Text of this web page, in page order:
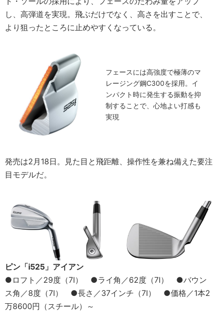
し、高弾道を実現。飛ぶだけでなく、高さを出すことで、
より狙ったところに止めやすくなっている。
フェースには高強度で極薄のマ
レージング鋼C300を採用。イ
ンパクト時に発生する振動を抑
制することで、心地よい打感も
実現
発売は2月18日。見た目と飛距離、操作性を兼ね備えた要注
目モデルだ。
ピン「i525」アイアン
●ロフト／29度（7I） ●ライ角／62度（7I） ●バウン
ス角／8度（7I） ●長さ／37インチ（7I） ●価格／1本2
万8600円（スチール）～